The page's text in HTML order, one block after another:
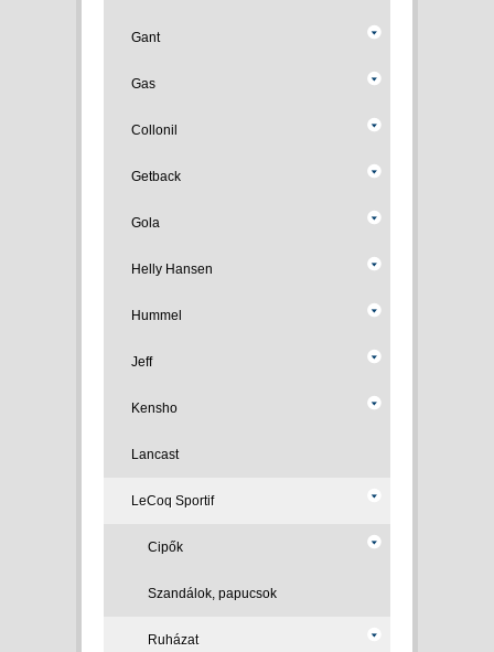
Gant
Gas
Collonil
Getback
Gola
Helly Hansen
Hummel
Jeff
Kensho
Lancast
LeCoq Sportif
Cipők
Szandálok, papucsok
Ruházat